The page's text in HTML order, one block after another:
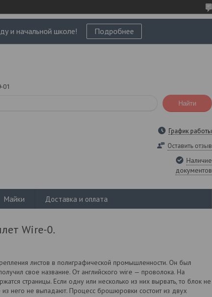
и начальной школе! Подробнее
01
Найти
График работы
Оставить отзыв
Наличие
документов
Майки Доставка и оплата
Wire-0.
листов в полиграфической промышленности. Он был
свое название. От английского wire — проволока. На
страницы. Если одну или несколько из них вырвать, то блок не
из него не выпадают. Процесс брошюровки состоит из двух